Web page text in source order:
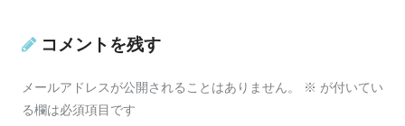
コメントを残す
メールアドレスが公開されることはありません。 ※ が付いてい
る欄は必須項目です